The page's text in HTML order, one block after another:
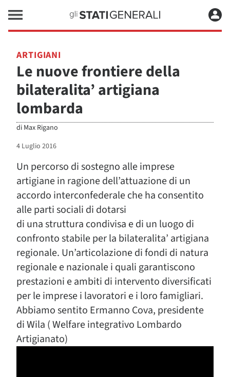
ARTIGIANI
Le nuove frontiere della
bilateralita’ artigiana
lombarda
di Max Rigano
4 Luglio 2016
Un percorso di sostegno alle imprese
artigiane in ragione dell’attuazione di un
accordo interconfederale che ha consentito
alle parti sociali di dotarsi
di una struttura condivisa e di un luogo di
confronto stabile per la bilateralita’ artigiana
regionale. Un’articolazione di fondi di natura
regionale e nazionale i quali garantiscono
prestazioni e ambiti di intervento diversificati
per le imprese i lavoratori e i loro famigliari.
Abbiamo sentito Ermanno Cova, presidente
di Wila ( Welfare integrativo Lombardo
Artigianato)